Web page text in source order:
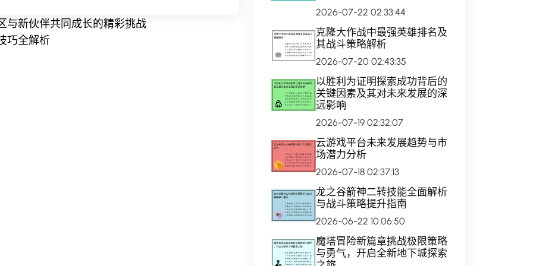
与新伙伴共同成长的精彩挑战
巧全解析
2026-07-22 02:33:44
克隆大作战中最强英雄排名及
其战斗策略解析
2026-07-20 02:43:35
以胜利为证明探索成功背后的
关键因素及其对未来发展的深
远影响
2026-07-19 02:32:07
云游戏平台未来发展趋势与市
场潜力分析
2026-07-18 02:37:13
龙之谷箭神二转技能全面解析
与战斗策略提升指南
2026-06-22 10:06:50
魔塔冒险新篇章挑战极限策略
与勇气，开启全新地下城探索